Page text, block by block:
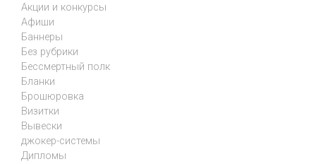
Акции и конкурсы
Афиши
Баннеры
Без рубрики
Бессмертный полк
Бланки
Брошюровка
Визитки
Вывески
джокер-системы
Дипломы